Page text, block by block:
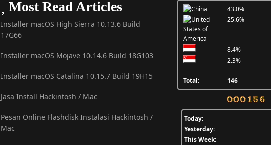
Most Read Articles
Installer macOS High Sierra 10.13.6 Build
17G66
Installer macOS Mojave 10.14.6 Build 18G103
Installer macOS Catalina 10.15.7 Build 19H15
Jasa Install Hackintosh / Mac
Pesan Online Flashdisk Instalasi Hackintosh /
Mac
43.0%
25.6%
8.4%
2.3%
Total: 146
Today:
Yesterday:
This Week: